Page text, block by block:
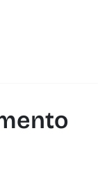
com
e chuveiros.